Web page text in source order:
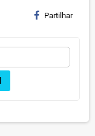
Partilhar